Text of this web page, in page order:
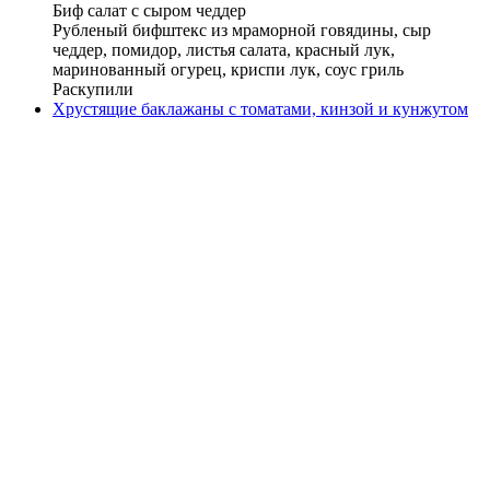
Биф салат с сыром чеддер
Рубленый бифштекс из мраморной говядины, сыр
чеддер, помидор, листья салата, красный лук,
маринованный огурец, криспи лук, соус гриль
Раскупили
Хрустящие баклажаны с томатами, кинзой и кунжутом